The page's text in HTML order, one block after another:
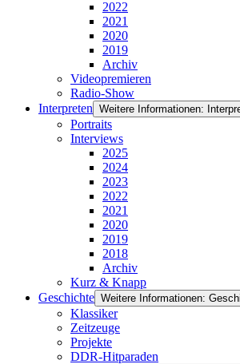
2022
2021
2020
2019
Archiv
Videopremieren
Radio-Show
Interpreten Weitere Informationen:
Portraits
Interviews
2025
2024
2023
2022
2021
2020
2019
2018
Archiv
Kurz & Knapp
Geschichte Weitere Informationen:
Klassiker
Zeitzeuge
Projekte
DDR-Hitparaden